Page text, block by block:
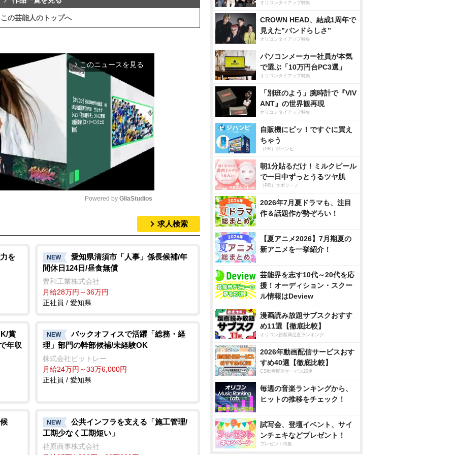
この芸能人のトップへ
arrow_forward_ios このニュースを見る
t
e
Powered by GliaStudios
求人検索
を NEW
愛知県清須市「人事」係長候補/年
間休日124日/昼食無償
豊和工業株式会社
月給28万円～36万円
正社員 / 愛知県
賞
年収
NEW
バックオフィスで活躍「総務・経
理」部門の幹部候補/未経験OK
株式会社ピットレー
月給24万円～33万6,000円
正社員 / 愛知県
NEW
公共インフラを支える「施工管理/
工期少なく工期短い」
荏原商事株式会社
オリコンタイアップ特集
CROWN HEAD、結成1周年で
見えた”バンドらしさ”
オリコンタイアップ特集
パソコンメーカー社員が本気
で選ぶ「10万円台PC3選」
オリコンタイアップ特集
「別班のよう」腕時計で『VIV
ANT』の世界観再現
オリコンタイアップ特集
自販機にピッ！ですぐに買え
ちゃう
（PR）ジハンピ
朝1分貼るだけ！ミルクピール
で一日中ずっとうるツヤ肌
（PR）サボリーノ
2026年7月夏ドラマも、注目
作＆話題作が勢ぞろい！
【夏アニメ2026】7月期夏の
新アニメを一挙紹介！
芸能界を志す10代～20代を応
援！オーディション・スクー
ル情報はDeview
漫画読み放題サブスクおすす
め11選【徹底比較】
オリコン顧客満足度ランキング
2026年動画配信サービスおす
すめ40選【徹底比較】
CS動画配信サービス20選
毎週の音楽ランキングから、
ヒットの推移をチェック！
試写会、登壇イベント、サイ
ンチェキなどプレゼント！
プレゼント特集